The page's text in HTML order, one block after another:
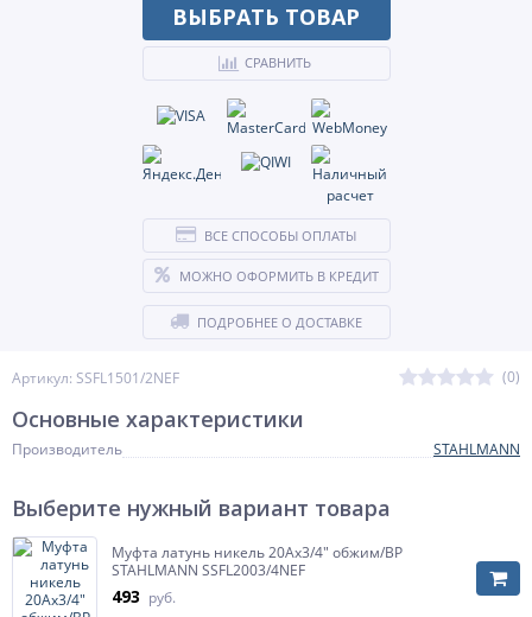
Артикул: SSFL1501/2NEF (0)
ВЫБРАТЬ ТОВАР
СРАВНИТЬ
ВСЕ СПОСОБЫ ОПЛАТЫ
МОЖНО ОФОРМИТЬ В КРЕДИТ
ПОДРОБНЕЕ О ДОСТАВКЕ
Основные характеристики
Производитель STAHLMANN
Выберите нужный вариант товара
Муфта латунь никель 20Aх3/4" обжим/ВР
STAHLMANN SSFL2003/4NEF
493 руб.